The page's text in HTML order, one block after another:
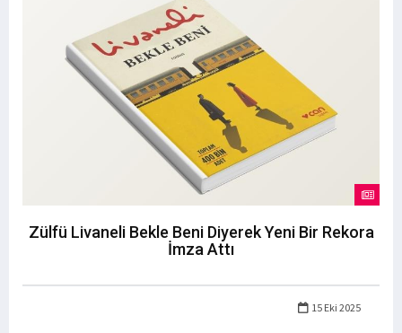
Zülfü Livaneli Bekle Beni Diyerek Yeni Bir Rekora
İmza Attı
15 Eki 2025